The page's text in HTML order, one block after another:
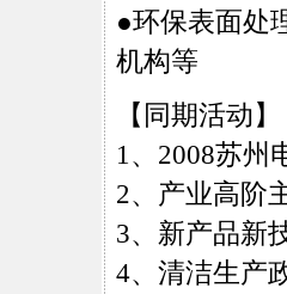
●环保表面处
机构等
【同期活动
1、2008苏州
2、产业高阶
3、新产品新
4、清洁生产